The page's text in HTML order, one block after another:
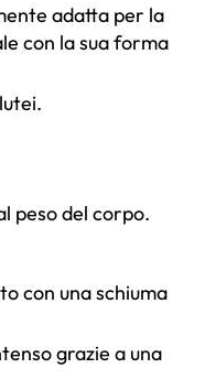
adatta per la
con la sua forma
peso del corpo.
con una schiuma
grazie a una